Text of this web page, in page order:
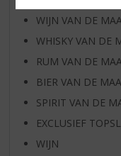
WIJN VAN DE
WHISKY VAN DE
RUM VAN DE
BIER VAN DE
SPIRIT VAN DE
EXCLUSIEF
WIJN